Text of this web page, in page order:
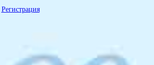
Регистрация